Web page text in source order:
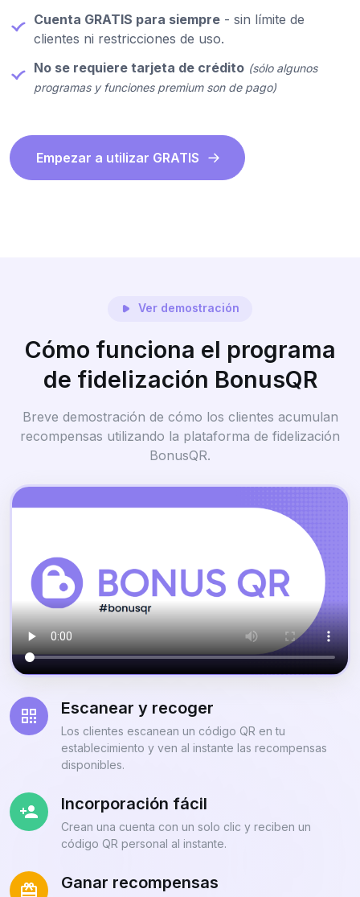
Cuenta GRATIS para siempre - sin límite de
clientes ni restricciones de uso.
No se requiere tarjeta de crédito (sólo algunos
programas y funciones premium son de pago)
Empezar a utilizar GRATIS
Ver demostración
Cómo funciona el programa
de fidelización BonusQR
Breve demostración de cómo los clientes acumulan
recompensas utilizando la plataforma de fidelización
BonusQR.
Escanear y recoger
Los clientes escanean un código QR en tu
establecimiento y ven al instante las recompensas
disponibles.
Incorporación fácil
Crean una cuenta con un solo clic y reciben un
código QR personal al instante.
Ganar recompensas